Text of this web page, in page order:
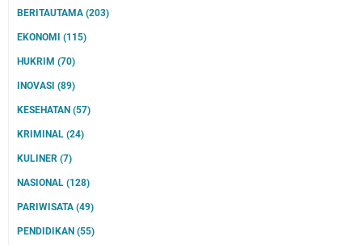
BERITAUTAMA (203)
EKONOMI (115)
HUKRIM (70)
INOVASI (89)
KESEHATAN (57)
KRIMINAL (24)
KULINER (7)
NASIONAL (128)
PARIWISATA (49)
PENDIDIKAN (55)